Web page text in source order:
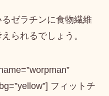
ゼラチンに食物繊維
られるでしょう。
フィットチ